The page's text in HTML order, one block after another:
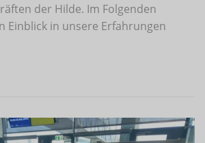
der Hilde. Im Folgenden
Einblick in unsere Erfahrungen